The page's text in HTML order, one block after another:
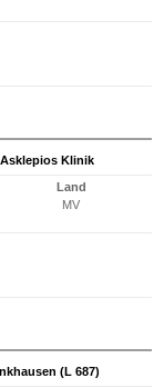
Asklepios Klinik
Land
MV
(L 687)